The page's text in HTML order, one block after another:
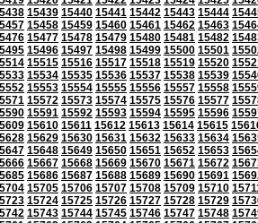
15439 15440 15441 15442 15443 15444
15458 15459 15460 15461 15462 15463
15477 15478 15479 15480 15481 15482
15496 15497 15498 15499 15500 15501
15515 15516 15517 15518 15519 15520
15534 15535 15536 15537 15538 15539
15553 15554 15555 15556 15557 15558
15572 15573 15574 15575 15576 15577
15591 15592 15593 15594 15595 15596
15610 15611 15612 15613 15614 15615
15629 15630 15631 15632 15633 15634
15648 15649 15650 15651 15652 15653
15667 15668 15669 15670 15671 15672
15686 15687 15688 15689 15690 15691
15705 15706 15707 15708 15709 15710
15724 15725 15726 15727 15728 15729
15743 15744 15745 15746 15747 15748